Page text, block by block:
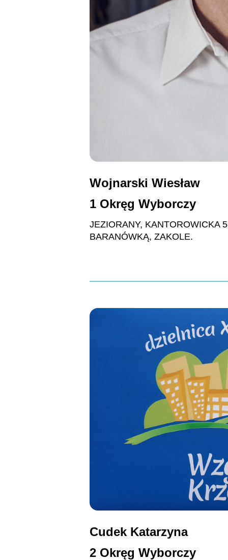
Wojnarski Wiesław
1 Okręg Wyborczy
JEZIORANY, KANTOROWICKA
BARANÓWKĄ, ZAKOLE.
Cudek Katarzyna
2 Okręg Wyborczy